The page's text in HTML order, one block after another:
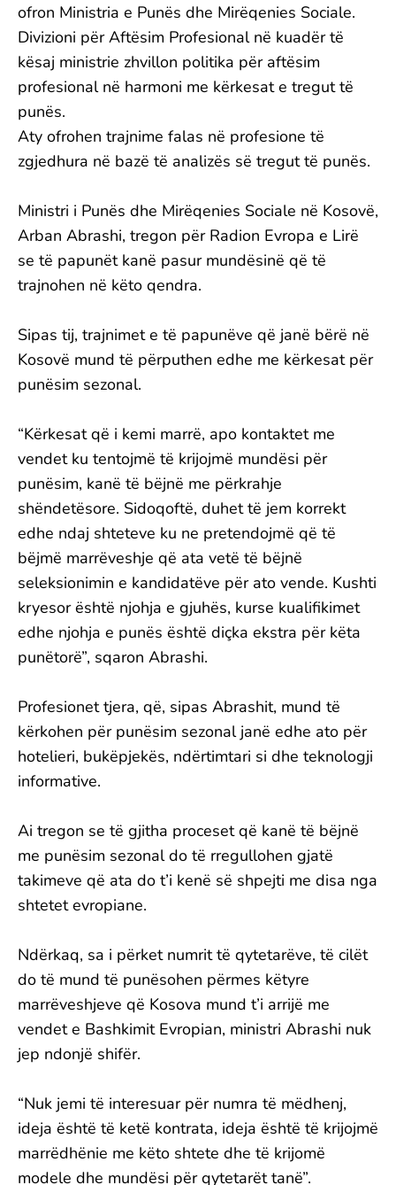
ofron Ministria e Punës dhe Mirëqenies Sociale.
Divizioni për Aftësim Profesional në kuadër të
kësaj ministrie zhvillon politika për aftësim
profesional në harmoni me kërkesat e tregut të
punës.
Aty ofrohen trajnime falas në profesione të
zgjedhura në bazë të analizës së tregut të punës.
Ministri i Punës dhe Mirëqenies Sociale në Kosovë,
Arban Abrashi, tregon për Radion Evropa e Lirë
se të papunët kanë pasur mundësinë që të
trajnohen në këto qendra.
Sipas tij, trajnimet e të papunëve që janë bërë në
Kosovë mund të përputhen edhe me kërkesat për
punësim sezonal.
“Kërkesat që i kemi marrë, apo kontaktet me
vendet ku tentojmë të krijojmë mundësi për
punësim, kanë të bëjnë me përkrahje
shëndetësore. Sidoqoftë, duhet të jem korrekt
edhe ndaj shteteve ku ne pretendojmë që të
bëjmë marrëveshje që ata vetë të bëjnë
seleksionimin e kandidatëve për ato vende. Kushti
kryesor është njohja e gjuhës, kurse kualifikimet
edhe njohja e punës është diçka ekstra për këta
punëtorë”, sqaron Abrashi.
Profesionet tjera, që, sipas Abrashit, mund të
kërkohen për punësim sezonal janë edhe ato për
hotelieri, bukëpjekës, ndërtimtari si dhe teknologji
informative.
Ai tregon se të gjitha proceset që kanë të bëjnë
me punësim sezonal do të rregullohen gjatë
takimeve që ata do t’i kenë së shpejti me disa nga
shtetet evropiane.
Ndërkaq, sa i përket numrit të qytetarëve, të cilët
do të mund të punësohen përmes këtyre
marrëveshjeve që Kosova mund t’i arrijë me
vendet e Bashkimit Evropian, ministri Abrashi nuk
jep ndonjë shifër.
“Nuk jemi të interesuar për numra të mëdhenj,
ideja është të ketë kontrata, ideja është të krijojmë
marrëdhënie me këto shtete dhe të krijomë
modele dhe mundësi për qytetarët tanë”.